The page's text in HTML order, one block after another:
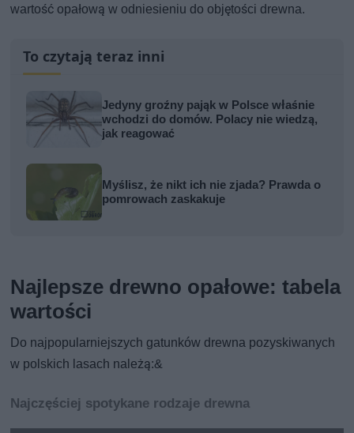
wartość opałową w odniesieniu do objętości drewna.
To czytają teraz inni
Jedyny groźny pająk w Polsce właśnie
wchodzi do domów. Polacy nie wiedzą,
jak reagować
Myślisz, że nikt ich nie zjada? Prawda o
pomrowach zaskakuje
Najlepsze drewno opałowe: tabela
wartości
Do najpopularniejszych gatunków drewna pozyskiwanych
w polskich lasach należą:&
Najczęściej spotykane rodzaje drewna